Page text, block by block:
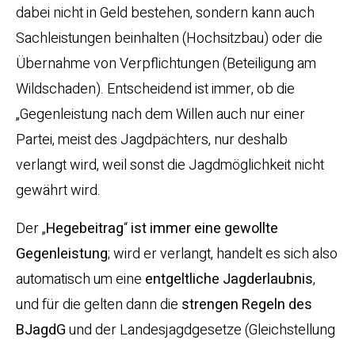
dabei nicht in Geld bestehen, sondern kann auch
Sachleistungen beinhalten (Hochsitzbau) oder die
Übernahme von Verpflichtungen (Beteiligung am
Wildschaden). Entscheidend ist immer, ob die
„Gegenleistung nach dem Willen auch nur einer
Partei, meist des Jagdpächters, nur deshalb
verlangt wird, weil sonst die Jagdmöglichkeit nicht
gewährt wird.
Der „Hegebeitrag“ist immer eine gewollte
Gegenleistung; wird er verlangt, handelt es sich also
automatisch um eine entgeltliche Jagderlaubnis,
und für die gelten dann die strengen Regeln des
BJagdGund der Landesjagdgesetze (Gleichstellung